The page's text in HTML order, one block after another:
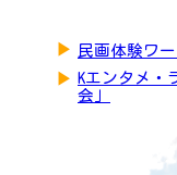
▶ 民画体験ワ
▶ Kエンタメ・
会」